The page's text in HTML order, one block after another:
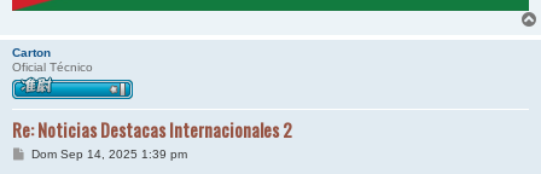
Carton
Oficial Técnico
Re: Noticias Destacas Internacionales 2
MDom Sep 14, 2025 1:39 pm